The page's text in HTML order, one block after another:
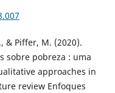
& Piffer, M. (2020).
sobre pobreza : uma
approaches in
review Enfoques